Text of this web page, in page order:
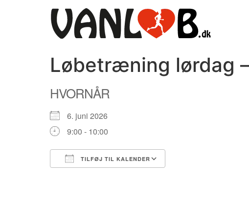
Løbetræning lørdag
HVORNÅR
6. juni 2026
9:00 - 10:00
TILFØJ TIL KALENDER